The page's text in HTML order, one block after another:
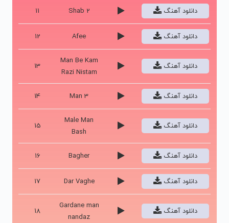
11 Shab 2 دانلود آهنگ
12 Afee دانلود آهنگ
13
Man Be Kam
Razi Nistam
دانلود آهنگ
14 Man 3 دانلود آهنگ
15
Male Man
Bash
دانلود آهنگ
16 Bagher دانلود آهنگ
17 Dar Vaghe دانلود آهنگ
18
Gardane man
nandaz
دانلود آهنگ